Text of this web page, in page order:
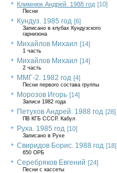
Климнюк Андрей. 1988 год [10]
Песни
Кундуз. 1985 год [6]
Записано в клубах Кундузского
гарнизона
Михайлов Михаил [14]
1 часть
Михайлов Михаил [14]
2 часть
ММГ-2. 1982 год [4]
Песни первого состава группы
Морозов Игорь [14]
Записи 1982 года
Петухов Андрей. 1988 год [28]
ПВ КГБ СССР. Кабул
Руха. 1985 год [10]
Записано в Рухе
Свиридов Борис. 1988 год [18]
650 ОРБ
Серебряков Евгений [24]
Песни с кассеты